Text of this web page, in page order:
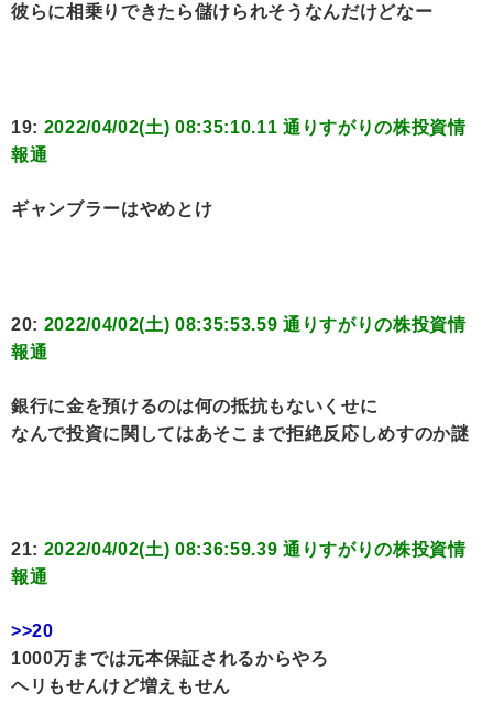
彼らに相乗りできたら儲けられそうなんだけどなー
19: 2022/04/02(土) 08:35:10.11 通りすがりの株投資情
報通
ギャンブラーはやめとけ
20: 2022/04/02(土) 08:35:53.59 通りすがりの株投資情
報通
銀行に金を預けるのは何の抵抗もないくせに
なんで投資に関してはあそこまで拒絶反応しめすのか謎
21: 2022/04/02(土) 08:36:59.39 通りすがりの株投資情
報通
>>20
1000万までは元本保証されるからやろ
ヘリもせんけど増えもせん